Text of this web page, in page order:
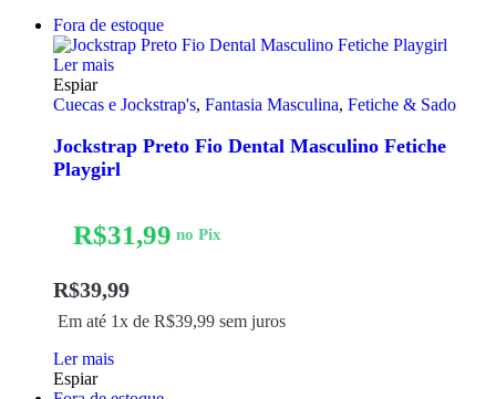
Fora de estoque
Ler mais
Espiar
Cuecas e Jockstrap's, Fantasia Masculina, Fetiche & Sado
Jockstrap Preto Fio Dental Masculino Fetiche
Playgirl
R$39,99
Em até 1x de R$39,99 sem juros
R$31,99 no Pix
Ler mais
Espiar